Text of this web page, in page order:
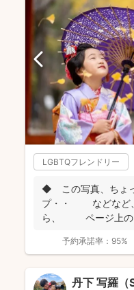
LGBTQフレンドリー
◆ この写真、ちょ
プ・・ などなど、
ら、 ページ上の
予約承諾率： 95%
丹下 写羅（